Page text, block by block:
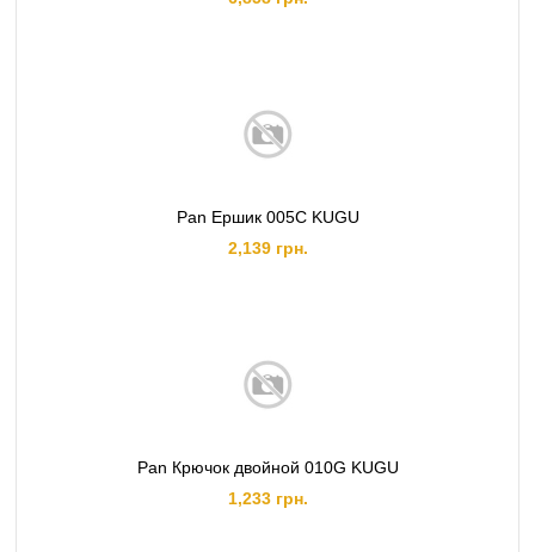
Pan Ершик 005C KUGU
2,139 грн.
Pan Крючок двойной 010G KUGU
1,233 грн.